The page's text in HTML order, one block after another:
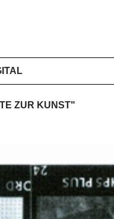
ZUR KUNST"